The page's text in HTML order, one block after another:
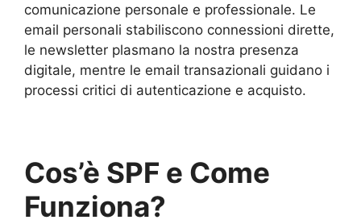
comunicazione personale e professionale. Le
email personali stabiliscono connessioni dirette,
le newsletter plasmano la nostra presenza
digitale, mentre le email transazionali guidano i
processi critici di autenticazione e acquisto.
Cos’è SPF e Come
Funziona?